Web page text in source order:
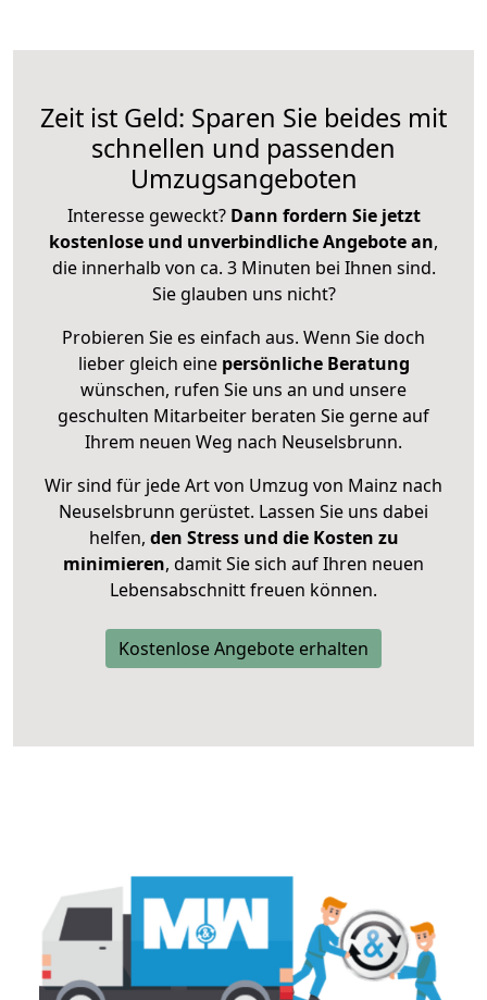
Zeit ist Geld: Sparen Sie beides mit
schnellen und passenden
Umzugsangeboten
Interesse geweckt? Dann fordern Sie jetzt
kostenlose und unverbindliche Angebote an,
die innerhalb von ca. 3 Minuten bei Ihnen sind.
Sie glauben uns nicht?
Probieren Sie es einfach aus. Wenn Sie doch
lieber gleich eine persönliche Beratung
wünschen, rufen Sie uns an und unsere
geschulten Mitarbeiter beraten Sie gerne auf
Ihrem neuen Weg nach Neuselsbrunn.
Wir sind für jede Art von Umzug von Mainz nach
Neuselsbrunn gerüstet. Lassen Sie uns dabei
helfen, den Stress und die Kosten zu
minimieren, damit Sie sich auf Ihren neuen
Lebensabschnitt freuen können.
Kostenlose Angebote erhalten